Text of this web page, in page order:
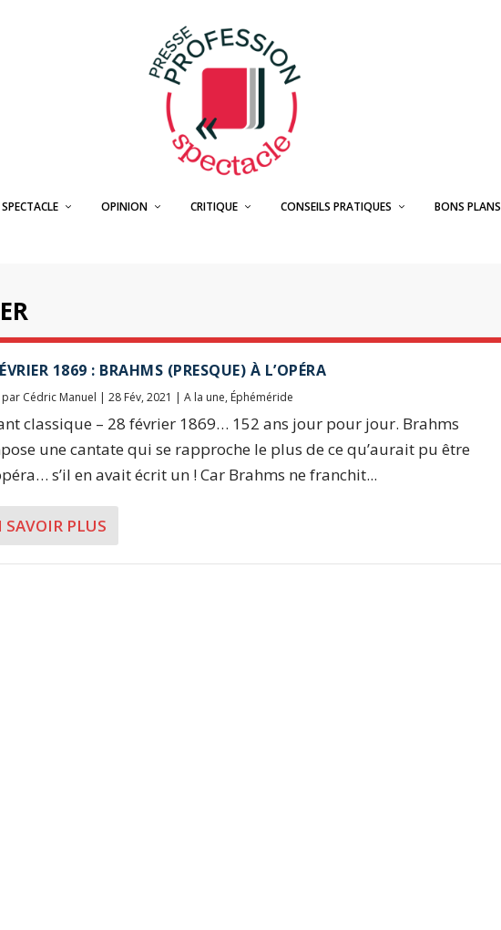
OPINION CRITIQUE CONSEILS PRATIQUES BONS PLANS
1869 : BRAHMS (PRESQUE) À L’OPÉRA
par Cédric Manuel |28 Fév, 2021 |A la une, Éphéméride
classique – 28 février 1869… 152 ans jour pour jour. Brahms
une cantate qui se rapproche le plus de ce qu’aurait pu être
s’il en avait écrit un ! Car Brahms ne franchit...
SAVOIR PLUS